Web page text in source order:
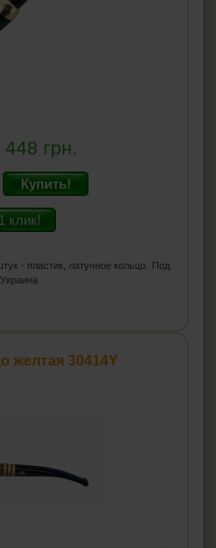
448 грн.
Купить!
клик!
- пластик, латунное кольцо. Под
желтая 30414Y